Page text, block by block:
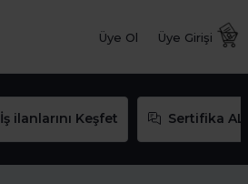
Üye Ol Üye Girişi
İş ilanlarını Keşfet Sertifika AL